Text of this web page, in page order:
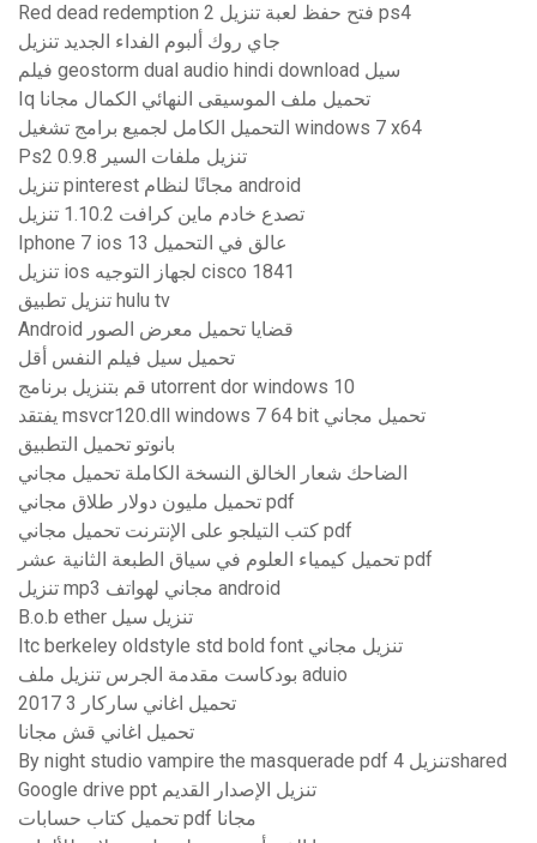
Red dead redemption 2 فتح حفظ لعبة تنزيل ps4
جاي روك ألبوم الفداء الجديد تنزيل
فيلم geostorm dual audio hindi download سيل
Iq تحميل ملف الموسيقى النهائي الكمال مجانا
التحميل الكامل لجميع برامج تشغيل windows 7 x64
Ps2 0.9.8 تنزيل ملفات السير
تنزيل pinterest مجانًا لنظام android
تصدع خادم ماين كرافت 1.10.2 تنزيل
Iphone 7 ios 13 عالق في التحميل
تنزيل ios لجهاز التوجيه cisco 1841
تنزيل تطبيق hulu tv
Android قضايا تحميل معرض الصور
تحميل سيل فيلم النفس أقل
قم بتنزيل برنامج utorrent dor windows 10
يفتقد msvcr120.dll windows 7 64 bit تحميل مجاني
بانوتو تحميل التطبيق
الضاحك شعار الخالق النسخة الكاملة تحميل مجاني
تحميل مليون دولار طلاق مجاني pdf
كتب التيلجو على الإنترنت تحميل مجاني pdf
تحميل كيمياء العلوم في سياق الطبعة الثانية عشر pdf
تنزيل mp3 مجاني لهواتف android
B.o.b ether تنزيل سيل
Itc berkeley oldstyle std bold font تنزيل مجاني
بودكاست مقدمة الجرس تنزيل ملف aduio
تحميل اغاني ساركار 3 2017
تحميل اغاني قش مجانا
By night studio vampire the masquerade pdf تنزيل 4shared
Google drive ppt تنزيل الإصدار القديم
تحميل كتاب حسابات pdf مجانا